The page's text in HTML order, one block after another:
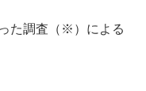
た調査（※）による